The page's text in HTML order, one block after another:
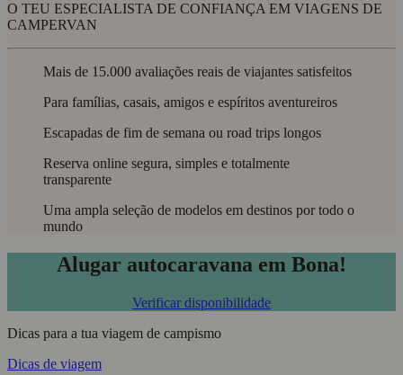
O TEU ESPECIALISTA DE CONFIANÇA EM VIAGENS DE
CAMPERVAN
Mais de 15.000 avaliações reais de viajantes satisfeitos
Para famílias, casais, amigos e espíritos aventureiros
Escapadas de fim de semana ou road trips longos
Reserva online segura, simples e totalmente
transparente
Uma ampla seleção de modelos em destinos por todo o
mundo
Alugar autocaravana em Bona!
Verificar disponibilidade
Dicas para a tua viagem de campismo
Dicas de viagem